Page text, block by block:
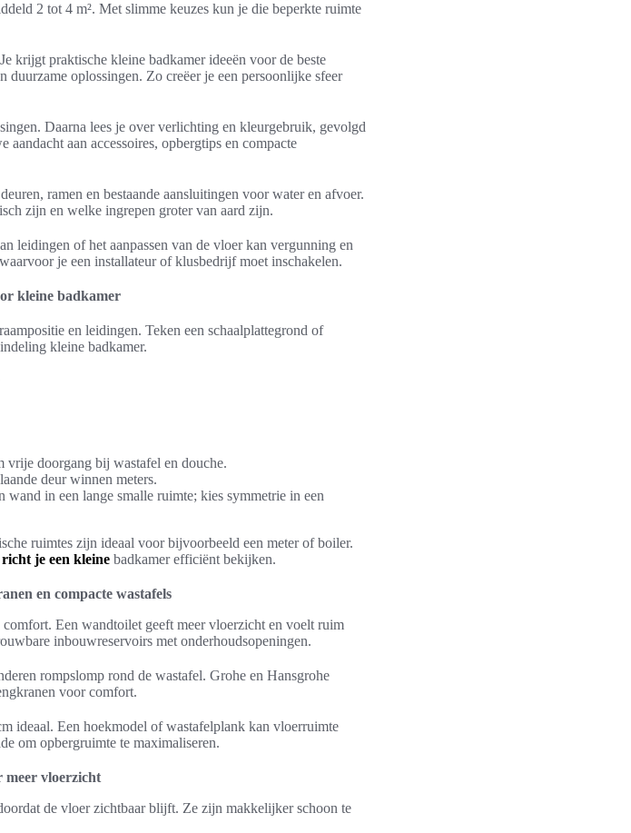
2 tot 4 m². Met slimme keuzes kun je die beperkte ruimte
krijgt praktische kleine badkamer ideeën voor de beste
oplossingen. Zo creëer je een persoonlijke sfeer
Daarna lees je over verlichting en kleurgebruik, gevolgd
aandacht aan accessoires, opbergtips en compacte
ramen en bestaande aansluitingen voor water en afvoer.
zijn en welke ingrepen groter van aard zijn.
leidingen of het aanpassen van de vloer kan vergunning en
je een installateur of klusbedrijf moet inschakelen.
kleine badkamer
en leidingen. Teken een schaalplattegrond of
kleine badkamer.
vrije doorgang bij wastafel en douche.
deur winnen meters.
wand in een lange smalle ruimte; kies symmetrie in een
ruimtes zijn ideaal voor bijvoorbeeld een meter of boiler.
je een kleine badkamer efficiënt bekijken.
en compacte wastafels
Een wandtoilet geeft meer vloerzicht en voelt ruim
inbouwreservoirs met onderhoudsopeningen.
rompslomp rond de wastafel. Grohe en Hansgrohe
voor comfort.
ideaal. Een hoekmodel of wastafelplank kan vloerruimte
om opbergruimte te maximaliseren.
meer vloerzicht
de vloer zichtbaar blijft. Ze zijn makkelijker schoon te